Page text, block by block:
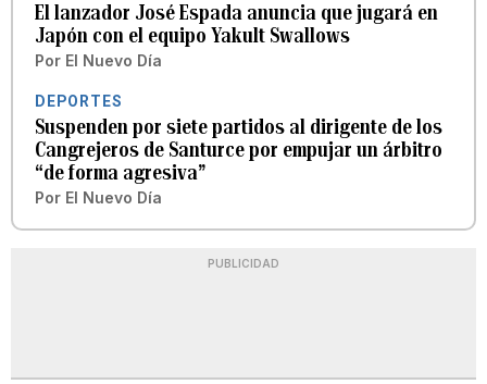
El lanzador José Espada anuncia que jugará en
Japón con el equipo Yakult Swallows
Por El Nuevo Día
DEPORTES
Suspenden por siete partidos al dirigente de los
Cangrejeros de Santurce por empujar un árbitro
“de forma agresiva”
Por El Nuevo Día
PUBLICIDAD